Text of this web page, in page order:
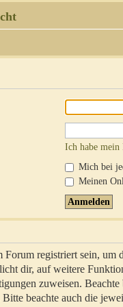
Ich habe mein
Mich bei
Meinen
Forum registriert sein,
dir, auf weitere
zuweisen.
beachte auch die